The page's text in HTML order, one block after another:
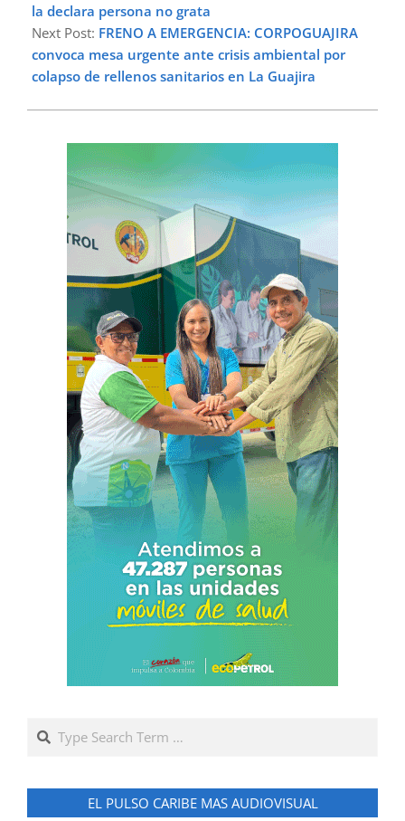
la declara persona no grata
Next Post: FRENO A EMERGENCIA: CORPOGUAJIRA
convoca mesa urgente ante crisis ambiental por
colapso de rellenos sanitarios en La Guajira
Search
EL PULSO CARIBE MAS AUDIOVISUAL